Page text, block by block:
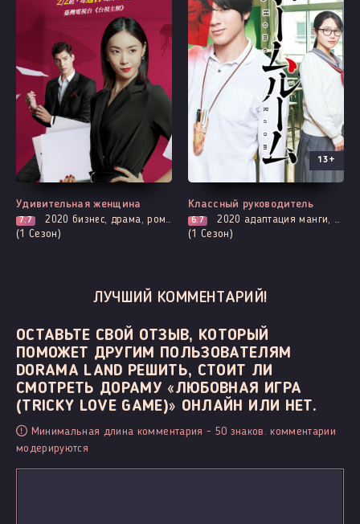
Все серии
Удивительная женщина
7.7 2020 бизнес, драма, романтика
(1 Сезон)
13+
Классный руководитель
6.7 2020 адаптация манги, мистика, комедия, мелодрама, психология, романтика, про призраков, демонов и сверхъестественное, про школу и школьников
(1 Сезон)
ЛУЧШИЙ КОММЕНТАРИЙ!
ОСТАВЬТЕ СВОЙ ОТЗЫВ, КОТОРЫЙ
ПОМОЖЕТ ДРУГИМ ПОЛЬЗОВАТЕЛЯМ
DORAMA LAND РЕШИТЬ, СТОИТ ЛИ
СМОТРЕТЬ ДОРАМУ «ЛЮБОВНАЯ ИГРА
(TRICKY LOVE GAME)» ОНЛАЙН ИЛИ НЕТ.
Минимальная длина комментария - 50 знаков. комментарии
модерируются